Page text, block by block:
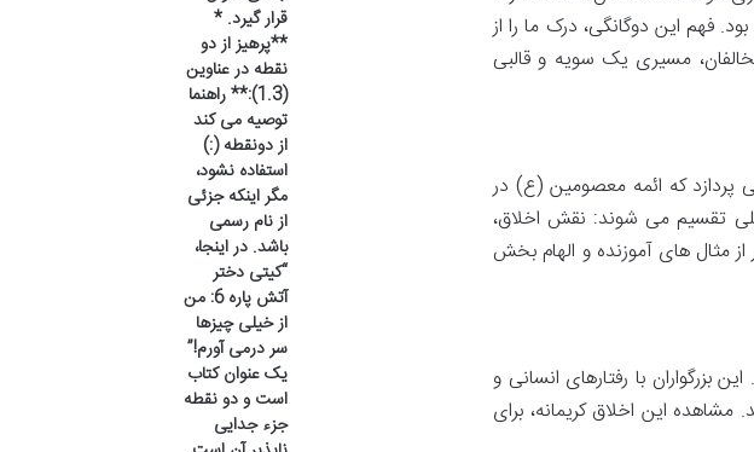
فهم این دوگانگی، درک ما را از
مسیری یک سویه و قالبی
که ائمه معصومین (ع) در
تقسیم می شوند: نقش اخلاق،
مثال های آموزنده و الهام بخش
با رفتارهای انسانی و
این اخلاق کریمانه، برای
قرار گیرد. *
**پرهیز از دو
نقطه در عناوین
(1.3):** راهنما
توصیه می کند
از دونقطه (:)
استفاده نشود،
مگر اینکه جزئی
از نام رسمی
باشد. در اینجا،
“کیتی دختر
آتش پاره 6: من
از خیلی چیزها
سر درمی آورم!”
یک عنوان کتاب
است و دو نقطه
جزء جدایی